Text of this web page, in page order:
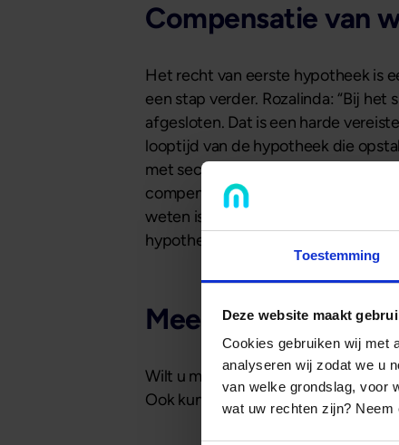
Toestemming
Deze website maakt
Cookies gebruiken wij met
analyseren wij zodat we u
van welke grondslag, voor
wat uw rechten zijn? Neem
Compensatie van
Het recht van eerste hypotheek is
een stap verder. Rozalinda: “Bij
afgesloten. Dat is een harde
looptijd van de hypotheek die
met secundaire opstalverzekering
compenseren. Deze verzekering
weten is er geen ander
hypotheken bij Mogelijk!”
Meer informatie
Wilt u meer weten over hoe
Ook kunt u een van onze